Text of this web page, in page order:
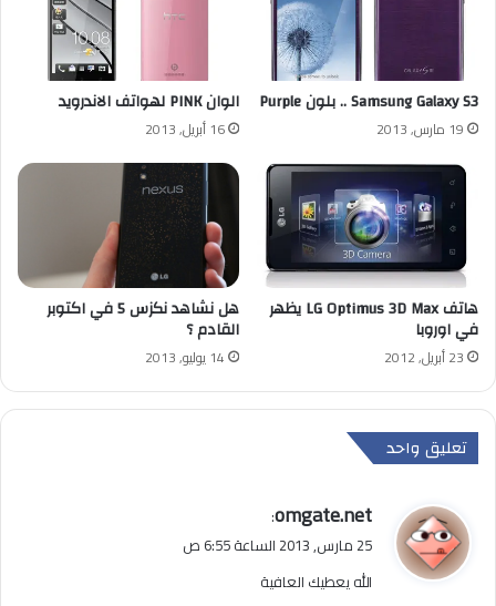
Samsung Galaxy S3 .. بلون Purple
19 مارس, 2013
الوان PINK لهواتف الاندرويد
16 أبريل, 2013
هاتف LG Optimus 3D Max يظهر
في اوروبا
23 أبريل, 2012
هل نشاهد نكزس 5 في اكتوبر
القادم ؟
14 يوليو, 2013
تعليق واحد
ي
ق
ل
omgate.net
:
25 مارس, 2013 الساعة 6:55 ص
الله يعطيك العافية